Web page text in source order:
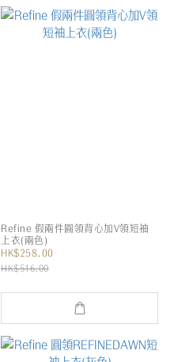
Refine 假兩件圓領背心加V領短袖
上衣(兩色)
HK$258.00
HK$516.00